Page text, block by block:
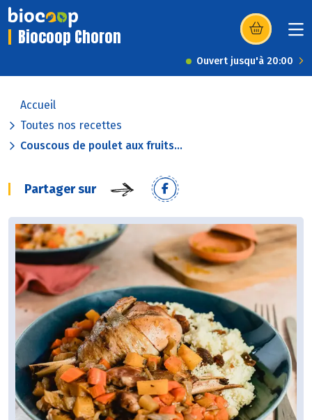
Biocoop Choron (s’ouvre dans
Ouvert jusqu'à 20:00
Accueil
Toutes nos recettes
Couscous de poulet aux fruits...
Partager sur